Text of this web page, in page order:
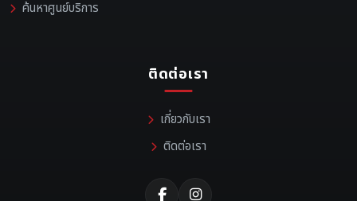
ค้นหาศูนย์บริการ
ติดต่อเรา
เกี่ยวกับเรา
ติดต่อเรา